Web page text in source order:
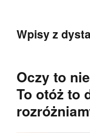
Wpisy z
Oczy to
To otóż to